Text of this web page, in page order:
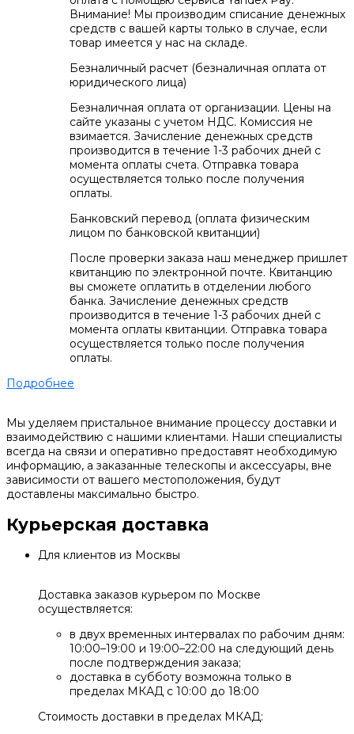
Внимание! Мы производим списание денежных
средств с вашей карты только в случае, если
товар имеется у нас на складе.
Безналичный расчет (безналичная оплата от
юридического лица)
Безналичная оплата от организации. Цены на
сайте указаны с учетом НДС. Комиссия не
взимается. Зачисление денежных средств
производится в течение 1-3 рабочих дней с
момента оплаты счета. Отправка товара
осуществляется только после получения
оплаты.
Банковский перевод (оплата физическим
лицом по банковской квитанции)
После проверки заказа наш менеджер пришлет
квитанцию по электронной почте. Квитанцию
вы сможете оплатить в отделении любого
банка. Зачисление денежных средств
производится в течение 1-3 рабочих дней с
момента оплаты квитанции. Отправка товара
осуществляется только после получения
оплаты.
Подробнее
Мы уделяем пристальное внимание процессу доставки и
взаимодействию с нашими клиентами. Наши специалисты
всегда на связи и оперативно предоставят необходимую
информацию, а заказанные телескопы и аксессуары, вне
зависимости от вашего местоположения, будут
доставлены максимально быстро.
Курьерская доставка
Для клиентов из Москвы
Доставка заказов курьером по Москве
осуществляется:
в двух временных интервалах по рабочим дням:
10:00–19:00 и 19:00–22:00 на следующий день
после подтверждения заказа;
доставка в субботу возможна только в
пределах МКАД с 10:00 до 18:00
Стоимость доставки в пределах МКАД: